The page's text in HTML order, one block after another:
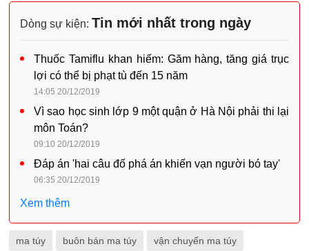
Dòng sự kiện: Tin mới nhất trong ngày
Thuốc Tamiflu khan hiếm: Găm hàng, tăng giá trục
lợi có thể bị phạt tù đến 15 năm
14:05 20/12/2019
Vì sao học sinh lớp 9 một quận ở Hà Nội phải thi lại
môn Toán?
09:10 20/12/2019
Đáp án 'hai câu đố phá án khiến vạn người bó tay'
06:35 20/12/2019
Xem thêm
ma túy buôn bán ma túy vận chuyển ma túy